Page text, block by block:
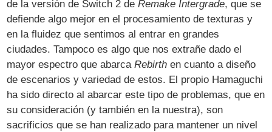
de la versión de Switch 2 deRemake Intergrade, que se
defiende algo mejor en el procesamiento de texturas y
en la fluidez que sentimos al entrar en grandes
ciudades. Tampoco es algo que nos extrañe dado el
mayor espectro que abarcaRebirth en cuanto a diseño
de escenarios y variedad de estos. El propio Hamaguchi
ha sido directo al abarcar este tipo de problemas, que en
su consideración (y también en la nuestra), son
sacrificios que se han realizado para mantener un nivel